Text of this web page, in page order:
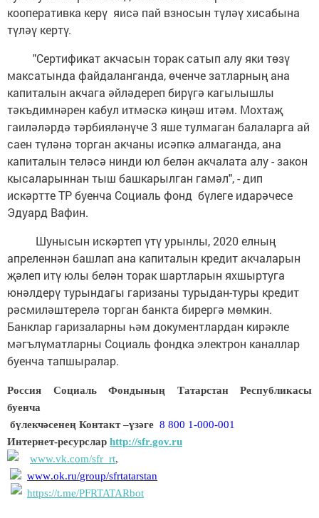
кооперативка керү яисә пай взносын түләү хисабына
түләү кертү.
"Сертификат акчасын торак сатып алу яки төзү
максатында файдаланганда, өченче затларның ана
капиталын акчага әйләдереп бирүгә кагылышлы
тәкъдимнәрен кабул итмәскә киңәш итәм. Мохтаҗ
гаиләләрдә тәрбияләнүче 3 яше тулмаган балаларга ай
саен түләнә торган акчаны исәпкә алмаганда, ана
капиталын теләсә нинди юл белән акчалата алу - закон
кысаларыннан тыш башкарылган гамәл", - дип
искәртте ТР буенча Социаль фонд бүлеге идарәчесе
Эдуард Вафин.
Шунысын искәртеп үтү урынлы, 2020 елның
апреленнән башлап ана капиталын кредит акчаларын
җәлеп итү юлы белән торак шартларын яхшыртуга
юнәлдерү турындагы гаризаны турыдан-туры кредит
рәсмиләштерелә торган банкта бирергә мөмкин.
Банклар гаризаларны һәм документлардан кирәкле
мәгълүматларны Социаль фондка электрон каналлар
буенча тапшыралар.
Россия Социаль Фондының Татарстан Республикасы
буенча
бүлекчәсенең Контакт –үзәге 8 800 1-000-001
Интернет-ресурслар http://sfr.gov.ru
www.vk.com/sfr_rt,
www.ok.ru/group/sfrtatarstan
https://t.me/PFRTATARbot